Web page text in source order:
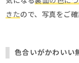
きたので、写真をご
色合いがかわいい